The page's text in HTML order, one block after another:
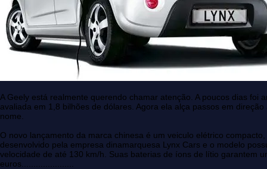
A Geely está realmente querendo chamar atenção. A poucos dias foi
avaliada em 1,8 bilhões de dólares. Agora ela alça passos em
nome.
O novo lançamento da marca chinesa é um veiculo elétrico
desenvolvido pela empresa dinamarquesa Lynx Cars e o modelo
velocidade de até 130 km/h. Suas baterias de íons de lítio garantem
euros......................